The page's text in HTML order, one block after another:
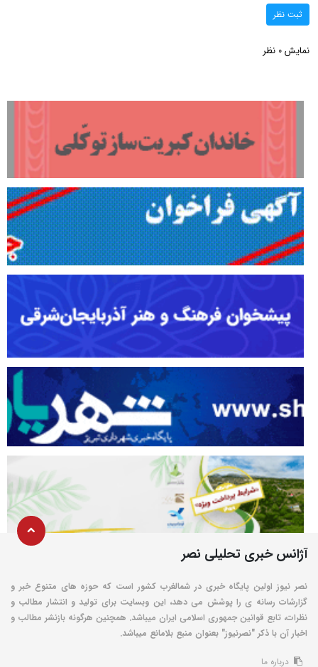
ثبت نظر
نمایش 0 نظر
آژانس خبری تحلیلی نصر
نصر نیوز اولین پایگاه خبری در شمالغرب کشور است که حوزه های متنوع خبر و
گزارشات رسانه ی را پوشش می دهد، این وبسایت برای تولید و انتشار مطالب و
نظرات، تابع قوانین جمهوری اسلامی ایران میباشد. همچنین هرگونه بازنشر مطالب و
اخبار آن با ذکر "نصرنیوز" بعنوان منبع بلامانع میباشد.
درباره ما